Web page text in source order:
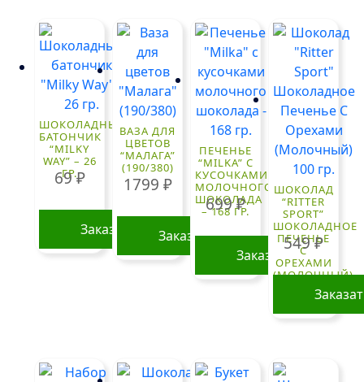
ШОКОЛАДНЫЙ
БАТОНЧИК
“MILKY
WAY” – 26
ГР.
69₽
Заказать
ВАЗА ДЛЯ
ЦВЕТОВ
“МАЛАГА”
(190/380)
1799 ₽
Заказать
ПЕЧЕНЬЕ
“MILKA” С
КУСОЧКАМИ
МОЛОЧНОГО
ШОКОЛАДА
– 168 ГР.
699₽
Заказать
ШОКОЛАД
“RITTER
SPORT”
ШОКОЛАДНОЕ
ПЕЧЕНЬЕ
С
ОРЕХАМИ
(МОЛОЧНЫЙ)
100 ГР.
549₽